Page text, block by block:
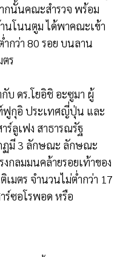
กนั้นคณะสำรวจ พร้อม
นโนนตูม ได้พาคณะเข้า
กว่า 80 รอย บนลาน
ร
บ ดร.โยอิชิ อะซูมา ผู้
ฟูกุอิ ประเทศญี่ปุ่น และ
ลูเฟง สาธารณรัฐ
ฏมี 3 ลักษณะ ลักษณะ
กลมมนคล้ายรอยเท้าของ
มตร จำนวนไม่ต่ำกว่า 17
ร์ซอโรพอด หรือ